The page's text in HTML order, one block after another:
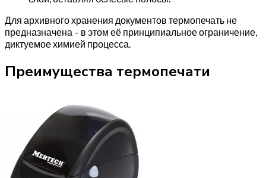
Для архивного хранения документов термопечать не
предназначена – в этом её принципиальное ограничение,
диктуемое химией процесса.
Преимущества термопечати